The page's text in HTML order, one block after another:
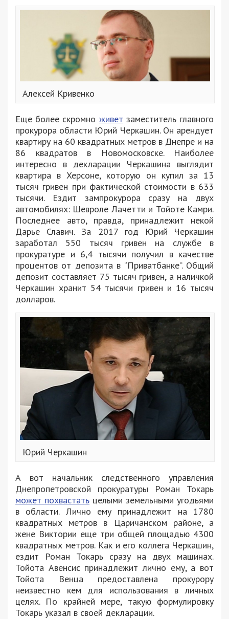
Алексей Кривенко
Еще более скромно живет заместитель главного
прокурора области Юрий Черкашин. Он арендует
квартиру на 60 квадратных метров в Днепре и на
86 квадратов в Новомосковске. Наиболее
интересно в декларации Черкашина выглядит
квартира в Херсоне, которую он купил за 13
тысяч гривен при фактической стоимости в 633
тысячи. Ездит зампрокурора сразу на двух
автомобилях: Шевроле Лачетти и Тойоте Камри.
Последнее авто, правда, принадлежит некой
Дарье Славич. За 2017 год Юрий Черкашин
заработал 550 тысяч гривен на службе в
прокуратуре и 6,4 тысячи получил в качестве
процентов от депозита в “Приватбанке”. Общий
депозит составляет 75 тысяч гривен, а наличкой
Черкашин хранит 54 тысячи гривен и 16 тысяч
долларов.
Юрий Черкашин
А вот начальник следственного управления
Днепропетровской прокуратуры Роман Токарь
может похвастать целыми земельными угодьями
в области. Лично ему принадлежит на 1780
квадратных метров в Царичанском районе, а
жене Виктории еще три общей площадью 4300
квадратных метров. Как и его коллега Черкашин,
ездит Роман Токарь сразу на двух машинах.
Тойота Авенсис принадлежит лично ему, а вот
Тойота Венца предоставлена прокурору
неизвестно кем для использования в личных
целях. По крайней мере, такую формулировку
Токарь указал в своей декларации.